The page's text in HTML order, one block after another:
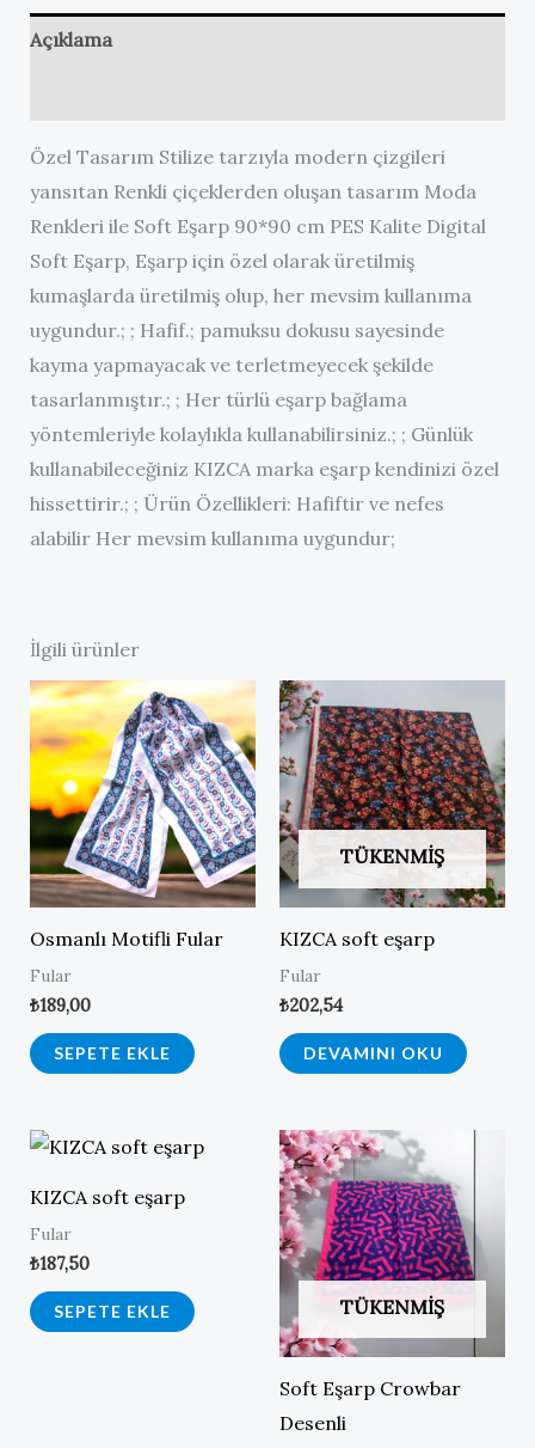
Açıklama
Özel Tasarım Stilize tarzıyla modern çizgileri
yansıtan Renkli çiçeklerden oluşan tasarım Moda
Renkleri ile Soft Eşarp 90*90 cm PES Kalite Digital
Soft Eşarp, Eşarp için özel olarak üretilmiş
kumaşlarda üretilmiş olup, her mevsim kullanıma
uygundur.; ; Hafif.; pamuksu dokusu sayesinde
kayma yapmayacak ve terletmeyecek şekilde
tasarlanmıştır.; ; Her türlü eşarp bağlama
yöntemleriyle kolaylıkla kullanabilirsiniz.; ; Günlük
kullanabileceğiniz KIZCA marka eşarp kendinizi özel
hissettirir.; ; Ürün Özellikleri: Hafiftir ve nefes
alabilir Her mevsim kullanıma uygundur;
İlgili ürünler
Osmanlı Motifli Fular
Fular
₺189,00
SEPETE EKLE
TÜKENMIŞ
KIZCA soft eşarp
Fular
₺202,54
DEVAMINI OKU
KIZCA soft eşarp
Fular
₺187,50
SEPETE EKLE TÜKENMIŞ
Soft Eşarp Crowbar
Desenli